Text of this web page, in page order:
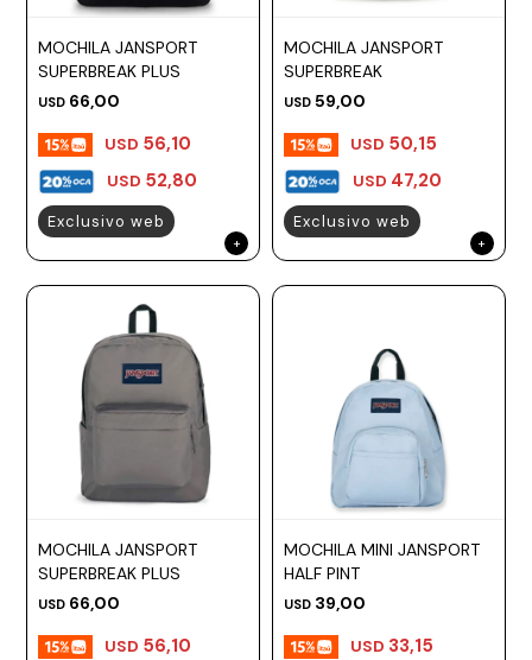
MOCHILA JANSPORT
SUPERBREAK PLUS
USD 66,00
USD 52,80
USD 56,10
Exclusivo web
MOCHILA JANSPORT
SUPERBREAK
USD 59,00
USD 47,20
USD 50,15
Exclusivo web
MOCHILA JANSPORT
SUPERBREAK PLUS
USD 66,00
USD 56,10
MOCHILA MINI JANSPORT
HALF PINT
USD 39,00
USD 33,15